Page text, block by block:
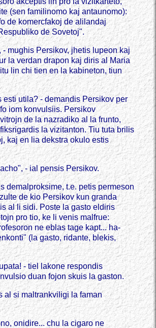
(sen familinomo kaj antaunomo):
de komercfakoj de alilandaj
de Sovetoj".
mughis Persikov, jhetis lupeon kaj
la verdan drapon kaj diris al Maria
lin chi tien en la kabineton, tiun
esti utila? - demandis Persikov per
iom konvulsiis. Persikov
de la nazradiko al la frunto,
la vizitanton. Tiu tuta brilis
kaj en lia dekstra okulo estis
- ial pensis Persikov.
demalproksime, t.e. petis permeson
de kio Persikov kun granda
al li sidi. Poste la gasto eldiris
pro tio, ke li venis malfrue:
ne eblas tage kapt... ha-
(la gasto, ridante, blekis,
- tiel lakone respondis
duan fojon skuis la gaston.
al si maltrankviligi la faman
onidire... chu la cigaro ne